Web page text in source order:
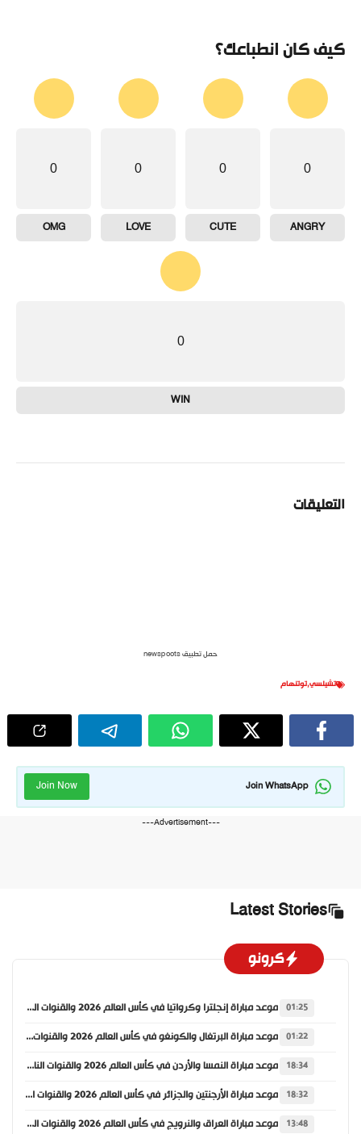
كيف كان انطباعك؟
0
ANGRY
0
CUTE
0
LOVE
0
OMG
0
WIN
التعليقات
حمل تطبيق newspoots
تشيلسي,توتنهام
Join WhatsApp
Join Now
---Advertisement---
Latest Stories
كرونو
01:25 موعد مباراة إنجلترا وكرواتيا في كأس العالم 2026 والقنوات الناقلة
01:22 موعد مباراة البرتغال والكونغو في كأس العالم 2026 والقنوات الناقلة
18:34 موعد مباراة النمسا والأردن في كأس العالم 2026 والقنوات الناقلة
18:32 موعد مباراة الأرجنتين والجزائر في كأس العالم 2026 والقنوات الناقلة
13:48 موعد مباراة العراق والنرويج في كأس العالم 2026 والقنوات الناقلة